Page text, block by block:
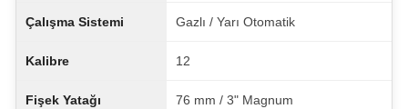
Çalışma Sistemi Gazlı / Yarı Otomatik
Kalibre 12
Fişek Yatağı 76 mm / 3" Magnum